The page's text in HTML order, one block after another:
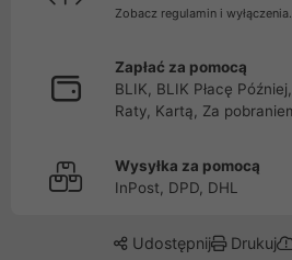
Zobacz regulamin i
Zapłać za pomocą
BLIK, BLIK Płacę
Raty, Kartą, Za
Wysyłka za pomocą
InPost, DPD, DHL
Udostępnij Drukuj